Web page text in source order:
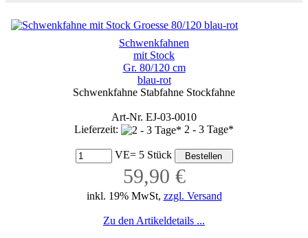
Schwenkfahnen
mit Stock
Gr. 80/120 cm
blau-rot
Schwenkfahne Stabfahne Stockfahne
Art-Nr. EJ-03-0010
Lieferzeit:
2 - 3 Tage*
VE= 5 Stück
59,90 €
inkl. 19% MwSt, zzgl. Versand
Zu den Artikeldetails ...